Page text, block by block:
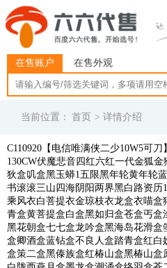
在售账户 在售外观
当前位置： 首页 > 详情介绍
C110920【电信唯满侠二少10W5可
130CW伏魔悲音四红六红一代金狐
狄盒叽盒黑玉蟒1五限黑年轮黄年轮
书滚滚三山四海阴阳两界黑白路资
乘风衣白菩提衣金琼枝衣龙盒衣喵
青盒黄菩提盒白盒黑如归盒苍盒丐
黑花朝盒七七盒龙吟盒黑海岛花滑
盒卿酒盒蓝钻盒不良人盒踏青盒红
盒策二盒黑傣族盒红椿山盒黑椿山